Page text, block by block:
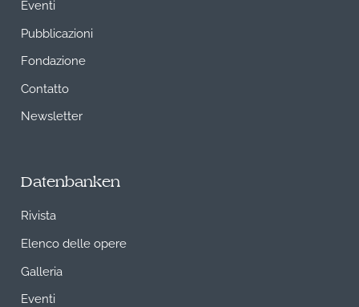
Eventi
Pubblicazioni
Fondazione
Contatto
Newsletter
Datenbanken
Rivista
Elenco delle opere
Galleria
Eventi